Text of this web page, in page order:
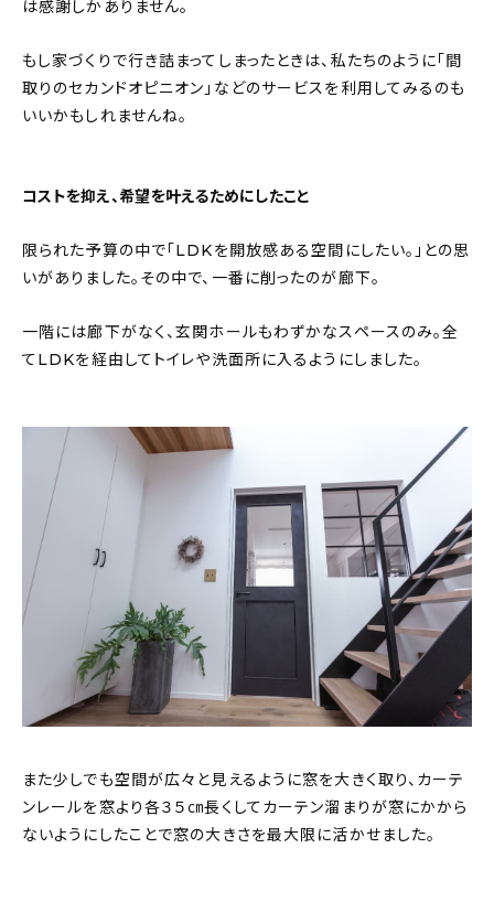
は感謝しかありません。
もし家づくりで行き詰まってしまったときは、私たちのように「間
取りのセカンドオピニオン」などのサービスを利用してみるのも
いいかもしれませんね。
コストを抑え、希望を叶えるためにしたこと
限られた予算の中で「LDKを開放感ある空間にしたい。」との思
いがありました。その中で、一番に削ったのが廊下。
一階には廊下がなく、玄関ホールもわずかなスペースのみ。全
てLDKを経由してトイレや洗面所に入るようにしました。
また少しでも空間が広々と見えるように窓を大きく取り、カーテ
ンレールを窓より各３５㎝長くしてカーテン溜まりが窓にかから
ないようにしたことで窓の大きさを最大限に活かせました。